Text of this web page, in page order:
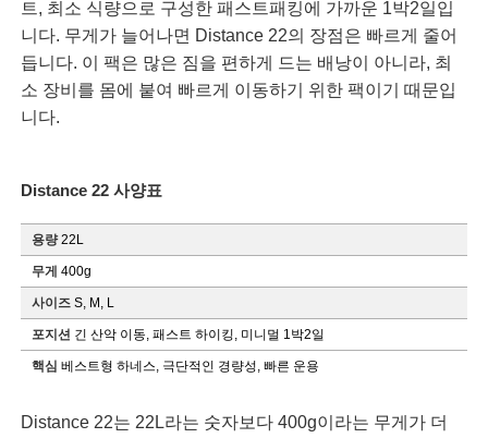
트, 최소 식량으로 구성한 패스트패킹에 가까운 1박2일입
니다. 무게가 늘어나면 Distance 22의 장점은 빠르게 줄어
듭니다. 이 팩은 많은 짐을 편하게 드는 배낭이 아니라, 최
소 장비를 몸에 붙여 빠르게 이동하기 위한 팩이기 때문입
니다.
Distance 22 사양표
용량22L
무게 400g
사이즈 S, M, L
포지션 긴 산악 이동, 패스트 하이킹, 미니멀 1박2일
핵심 베스트형 하네스, 극단적인 경량성, 빠른 운용
Distance 22는 22L라는 숫자보다 400g이라는 무게가 더